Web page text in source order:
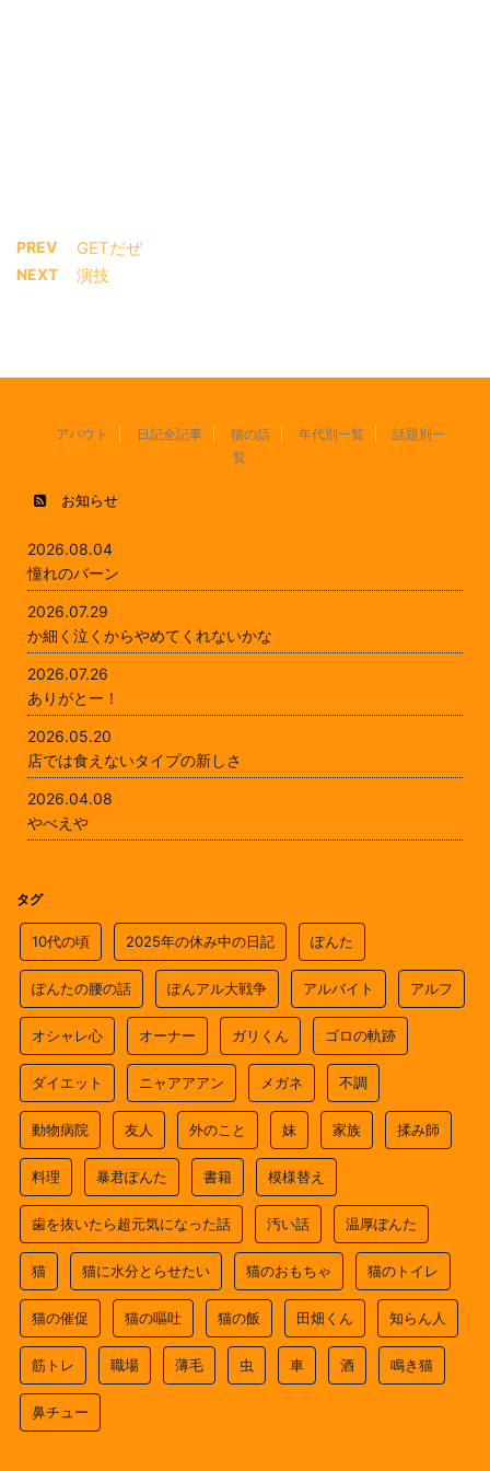
PREV GETだぜ
NEXT 演技
アバウト 日記全記事 猫の話 年代別一覧
話題別一
覧
お知らせ
2026.08.04
憧れのバーン
2026.07.29
か細く泣くからやめてくれないかな
2026.07.26
ありがとー！
2026.05.20
店では食えないタイプの新しさ
2026.04.08
やべえや
タグ
10代の頃 2025年の休み中の日記 ぽんた
ぽんたの腰の話 ぽんアル大戦争 アルバイト アルフ
オシャレ心 オーナー ガリくん ゴロの軌跡
ダイエット ニャアアアン メガネ 不調
動物病院 友人 外のこと 妹 家族 揉み師
料理 暴君ぽんた 書籍 模様替え
歯を抜いたら超元気になった話 汚い話 温厚ぽんた
猫 猫に水分とらせたい 猫のおもちゃ 猫のトイレ
猫の催促 猫の嘔吐 猫の飯 田畑くん 知らん人
筋トレ 職場 薄毛 虫 車 酒 鳴き猫
鼻チュー